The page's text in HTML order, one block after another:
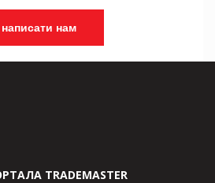
написати нам
TRADEMASTER